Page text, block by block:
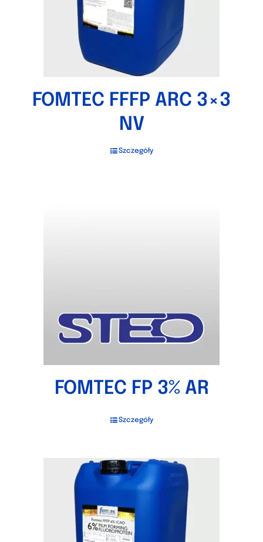
FOMTEC FFFP ARC 3×3
NV
Szczegóły
FOMTEC FP 3% AR
Szczegóły